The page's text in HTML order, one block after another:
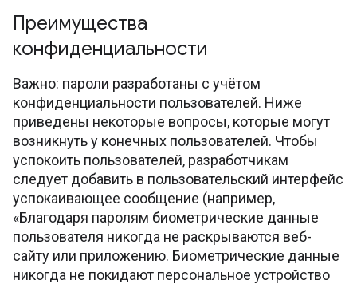
Преимущества
конфиденциальности
Важно: пароли разработаны с учётом
конфиденциальности пользователей. Ниже
приведены некоторые вопросы, которые могут
возникнуть у конечных пользователей. Чтобы
успокоить пользователей, разработчикам
следует добавить в пользовательский интерфейс
успокаивающее сообщение (например,
«Благодаря паролям биометрические данные
пользователя никогда не раскрываются веб-
сайту или приложению. Биометрические данные
никогда не покидают персональное устройство